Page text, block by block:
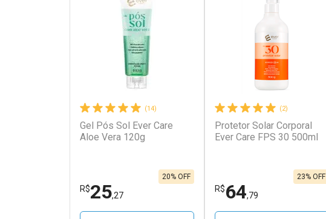
(14)
Gel Pós Sol Ever Care
Aloe Vera 120g
R$25,27
20% OFF
(2)
Protetor Solar Corporal
Ever Care FPS 30 500ml
R$64,79
23% OFF